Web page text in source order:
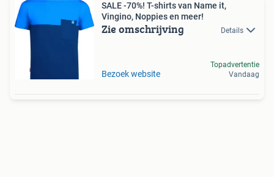
SALE -70%! T-shirts van Name it,
Vingino, Noppies en meer!
Zie omschrijving Details
Bezoek website
Topadvertentie
Vandaag